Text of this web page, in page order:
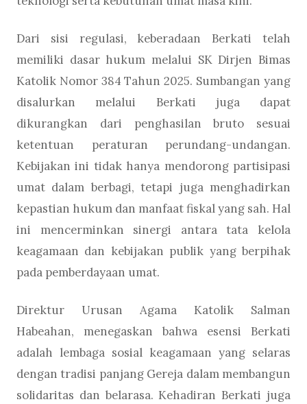
Dari sisi regulasi, keberadaan Berkati telah
memiliki dasar hukum melalui SK Dirjen Bimas
Katolik Nomor 384 Tahun 2025. Sumbangan yang
disalurkan melalui Berkati juga dapat
dikurangkan dari penghasilan bruto sesuai
ketentuan peraturan perundang-undangan.
Kebijakan ini tidak hanya mendorong partisipasi
umat dalam berbagi, tetapi juga menghadirkan
kepastian hukum dan manfaat fiskal yang sah. Hal
ini mencerminkan sinergi antara tata kelola
keagamaan dan kebijakan publik yang berpihak
pada pemberdayaan umat.
Direktur Urusan Agama Katolik Salman
Habeahan, menegaskan bahwa esensi Berkati
adalah lembaga sosial keagamaan yang selaras
dengan tradisi panjang Gereja dalam membangun
solidaritas dan belarasa. Kehadiran Berkati juga